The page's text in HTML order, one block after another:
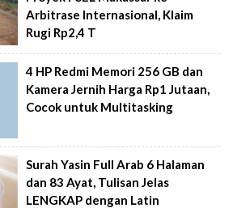
Arbitrase Internasional, Klaim
Rugi Rp2,4 T
4 HP Redmi Memori 256 GB dan
Kamera Jernih Harga Rp1 Jutaan,
Cocok untuk Multitasking
Surah Yasin Full Arab 6 Halaman
dan 83 Ayat, Tulisan Jelas
LENGKAP dengan Latin